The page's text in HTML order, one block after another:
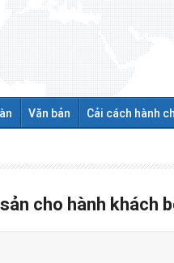
Văn bản Cải cách hành
cho hành khách